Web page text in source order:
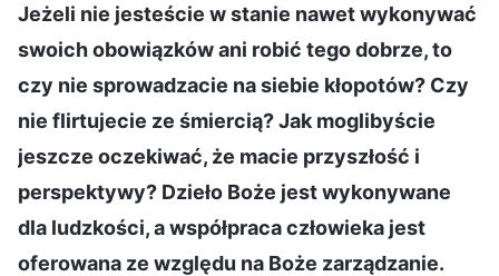
Jeżeli nie jesteście w stanie nawet wykonywać
swoich obowiązków ani robić tego dobrze, to
czy nie sprowadzacie na siebie kłopotów? Czy
nie flirtujecie ze śmiercią? Jak moglibyście
jeszcze oczekiwać, że macie przyszłość i
perspektywy? Dzieło Boże jest wykonywane
dla ludzkości, a współpraca człowieka jest
oferowana ze względu na Boże zarządzanie.